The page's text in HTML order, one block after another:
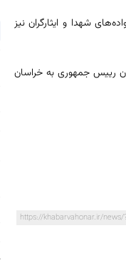
شهدا و ایثارگران نیز
رییس جمهوری به خراسان
https://khabarvahonar.ir/news/